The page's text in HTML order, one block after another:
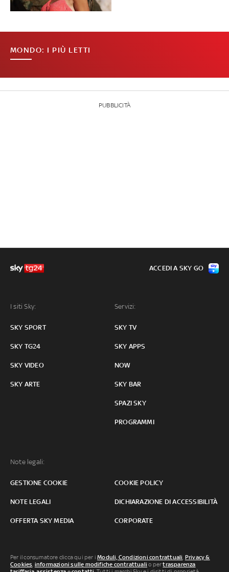
MONDO: I PIÙ LETTI
PUBBLICITÀ
I siti Sky:
SKY SPORT
SKY TG24
SKY VIDEO
SKY ARTE
Servizi:
SKY TV
SKY APPS
NOW
SKY BAR
SPAZI SKY
PROGRAMMI
Note legali:
GESTIONE COOKIE COOKIE POLICY
NOTE LEGALI DICHIARAZIONE DI ACCESSIBILITÀ
OFFERTA SKY MEDIA CORPORATE
ACCEDI A SKY GO
Per il consumatore clicca qui per iModuli, Condizioni contrattuali, Privacy &
Cookies, informazioni sulle modifiche contrattuali o pertrasparenza